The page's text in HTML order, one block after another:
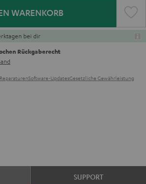
WARENKORB
bei dir
Rückgaberecht
ReparaturenSoftware-UpdatesGesetzliche Gewährleistung
SUPPORT